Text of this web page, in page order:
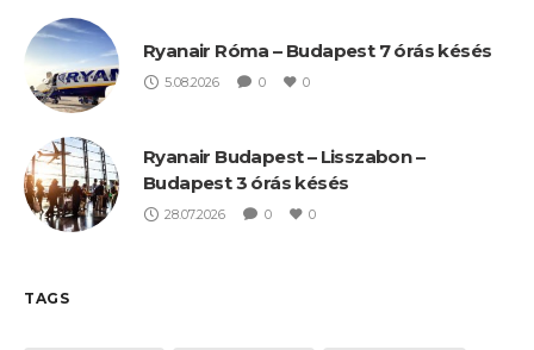
Ryanair Róma – Budapest 7 órás késés
5.08.2026 0 0
Ryanair Budapest – Lisszabon –
Budapest 3 órás késés
28.07.2026 0 0
TAGS